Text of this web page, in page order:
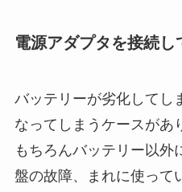
電源アダプタを接続
バッテリーが劣化してし
なってしまうケースがあ
もちろんバッテリー以外
盤の故障、まれに使って